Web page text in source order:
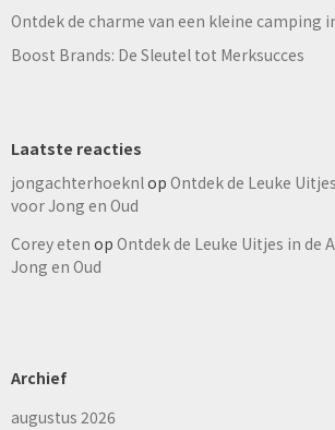
Ontdek de charme van een kleine camping
Boost Brands: De Sleutel tot Merksucces
Laatste reacties
jongachterhoeknlop Ontdek de Leuke
voor Jong en Oud
Corey eten op Ontdek de Leuke Uitjes in de
Jong en Oud
Archief
augustus 2026